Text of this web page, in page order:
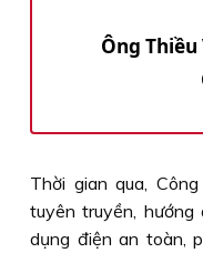
Ông
Thời gian qua,
tuyên truyền,
dụng điện an toàn,